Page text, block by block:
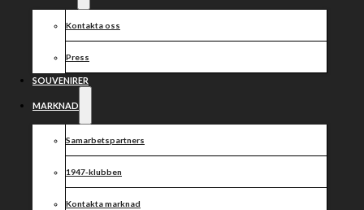
Kontakta oss
Press
SOUVENIRER
MARKNAD
Samarbetspartners
1947-klubben
Kontakta marknad
Grindarna öppnar 17:30.
Ert stöd är ovärderligt i jakten på andra raka
Varmt välkomna till Boardic Arena!
Dela nyheten: